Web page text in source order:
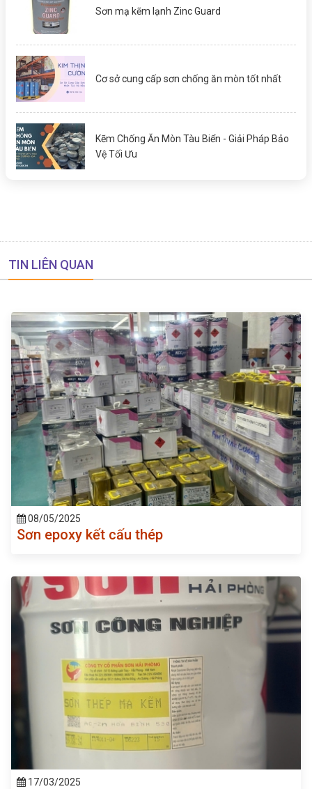
Sơn mạ kẽm lạnh Zinc Guard
Cơ sở cung cấp sơn chống ăn mòn tốt nhất
Kẽm Chống Ăn Mòn Tàu Biển - Giải Pháp Bảo
Vệ Tối Ưu
TIN LIÊN QUAN
08/05/2025
Sơn epoxy kết cấu thép
17/03/2025